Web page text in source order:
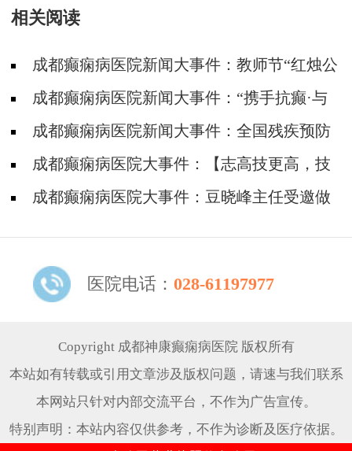
相关阅读
成都癫痫病医院新闻大事件：教师节“红烛公
益计划”帮助癫痫教师走出病魔困扰，重返三尺
讲台
成都癫痫病医院新闻大事件：“携手抗癫·与
爱同行”四川省癫痫病康复基金筛查救助活动走
进威远县
成都癫痫病医院新闻大事件：全国残疾预防
日，降低因癫痫病致残发生率，神康倡导癫痫诊
治越早越好
成都癫痫病医院大事件：【志高技更高，技
高德亦高】癫痫学子高考后手捧锦旗致谢张志高
成都癫痫病医院大事件：豆晓峰主任受邀做
受控制的癫痫》
医院电话： 028-61197977
Copyright 成都神康癫痫病医院 版权所有
本站如有转载或引用文章涉及版权问题，请速与我们联系
本网站只针对内部交流平台，不作为广告宣传。
特别声明：本站内容仅供参考，不作为诊断及医疗依据。